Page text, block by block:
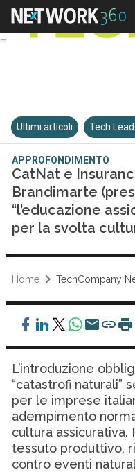
Ultimi articoli Tech
APPROFONDIMENTO
CatNat e
Brandimarte
“l’educazione
per la svolta
Home TechCompany
L’introduzione
“catastrofi naturali”
per le imprese
adempimento
cultura
tessuto produttivo,
contro eventi